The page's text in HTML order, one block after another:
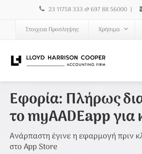
23 11758 333 & 697 88 56000 |
Στοιχεια Προσληψης Χρήσιμα
Εφορία: Πλήρως
το myAADEapp για
Ανάρπαστη έγινε η εφαρμογή πριν
στο App Store